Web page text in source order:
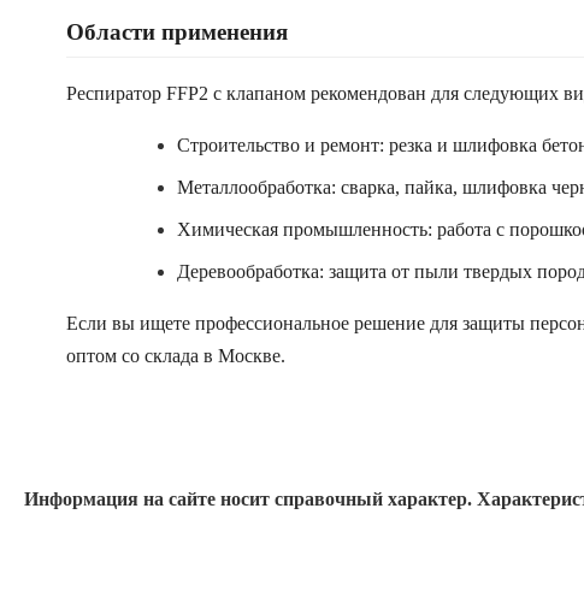
Области применения
Респиратор FFP2 с клапаном рекомендован для следующих
Строительство и ремонт: резка и шлифовка
Металлообработка: сварка, пайка, шлифовка
Химическая промышленность: работа с
Деревообработка: защита от пыли твердых
Если вы ищете профессиональное решение для защиты
оптом со склада в Москве.
Информация на сайте носит справочный характер.